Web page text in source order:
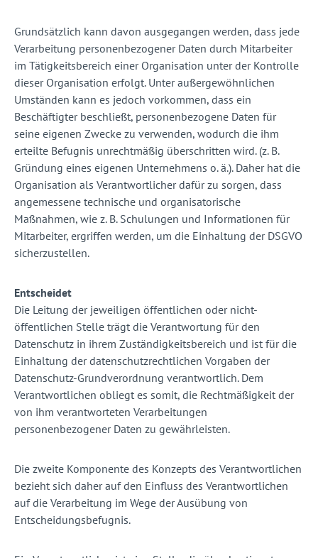
Grundsätzlich kann davon ausgegangen werden, dass jede
Verarbeitung personenbezogener Daten durch Mitarbeiter
im Tätigkeitsbereich einer Organisation unter der Kontrolle
dieser Organisation erfolgt. Unter außergewöhnlichen
Umständen kann es jedoch vorkommen, dass ein
Beschäftigter beschließt, personenbezogene Daten für
seine eigenen Zwecke zu verwenden, wodurch die ihm
erteilte Befugnis unrechtmäßig überschritten wird. (z. B.
Gründung eines eigenen Unternehmens o. ä.). Daher hat die
Organisation als Verantwortlicher dafür zu sorgen, dass
angemessene technische und organisatorische
Maßnahmen, wie z. B. Schulungen und Informationen für
Mitarbeiter, ergriffen werden, um die Einhaltung der DSGVO
sicherzustellen.
Entscheidet
Die Leitung der jeweiligen öffentlichen oder nicht-
öffentlichen Stelle trägt die Verantwortung für den
Datenschutz in ihrem Zuständigkeitsbereich und ist für die
Einhaltung der datenschutzrechtlichen Vorgaben der
Datenschutz-Grundverordnung verantwortlich. Dem
Verantwortlichen obliegt es somit, die Rechtmäßigkeit der
von ihm verantworteten Verarbeitungen
personenbezogener Daten zu gewährleisten.
Die zweite Komponente des Konzepts des Verantwortlichen
bezieht sich daher auf den Einfluss des Verantwortlichen
auf die Verarbeitung im Wege der Ausübung von
Entscheidungsbefugnis.